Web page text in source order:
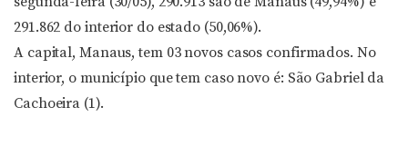
291.862 do interior do estado (50,06%).
A capital, Manaus, tem 03 novos casos confirmados. No
interior, o município que tem caso novo é: São Gabriel da
Cachoeira (1).